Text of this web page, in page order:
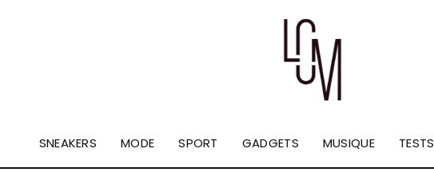
SNEAKERS MODE SPORT GADGETS MUSIQUE TESTS